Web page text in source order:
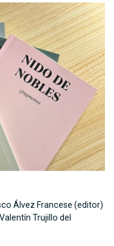
Álvez Francese (editor)
Trujillo del